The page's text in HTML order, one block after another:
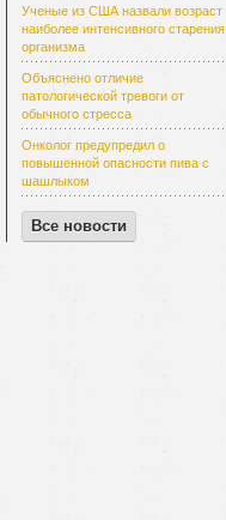
Ученые из США назвали возраст
наиболее интенсивного старения
организма
Объяснено отличие
патологической тревоги от
обычного стресса
Онколог предупредил о
повышенной опасности пива с
шашлыком
Все новости